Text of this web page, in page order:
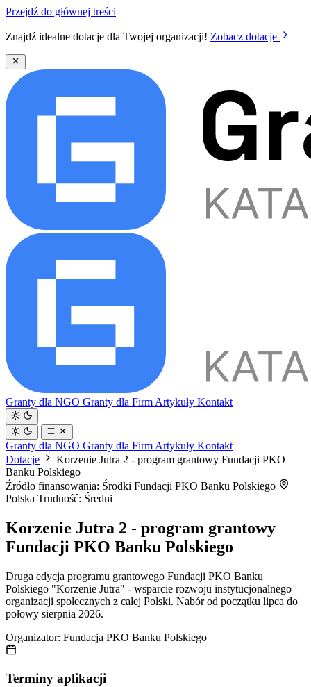
Przejdź do głównej treści
Znajdź idealne dotacje dla Twojej organizacji! Zobacz dotacje
Granty dla NGO Granty dla Firm Artykuły Kontakt
Granty dla NGO Granty dla Firm Artykuły Kontakt
Dotacje
Korzenie Jutra 2 - program grantowy Fundacji PKO
Banku Polskiego
Źródło finansowania: Środki Fundacji PKO Banku Polskiego
Polska Trudność: Średni
Korzenie Jutra 2 - program grantowy
Fundacji PKO Banku Polskiego
Druga edycja programu grantowego Fundacji PKO Banku
Polskiego "Korzenie Jutra" - wsparcie rozwoju instytucjonalnego
organizacji społecznych z całej Polski. Nabór od początku lipca do
połowy sierpnia 2026.
Organizator: Fundacja PKO Banku Polskiego
Terminy aplikacji